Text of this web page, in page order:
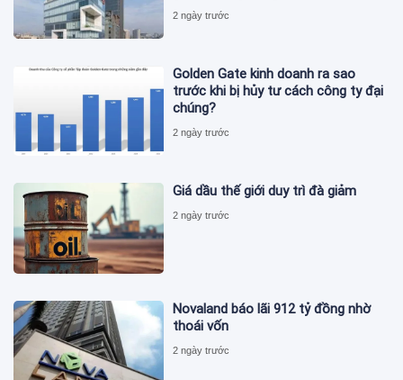
2 ngày trước
Golden Gate kinh doanh ra sao
trước khi bị hủy tư cách công ty đại
chúng?
2 ngày trước
Giá dầu thế giới duy trì đà giảm
2 ngày trước
Novaland báo lãi 912 tỷ đồng nhờ
thoái vốn
2 ngày trước